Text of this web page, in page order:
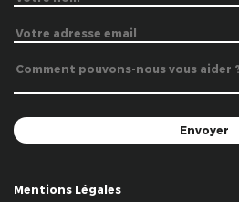
Mentions Légales